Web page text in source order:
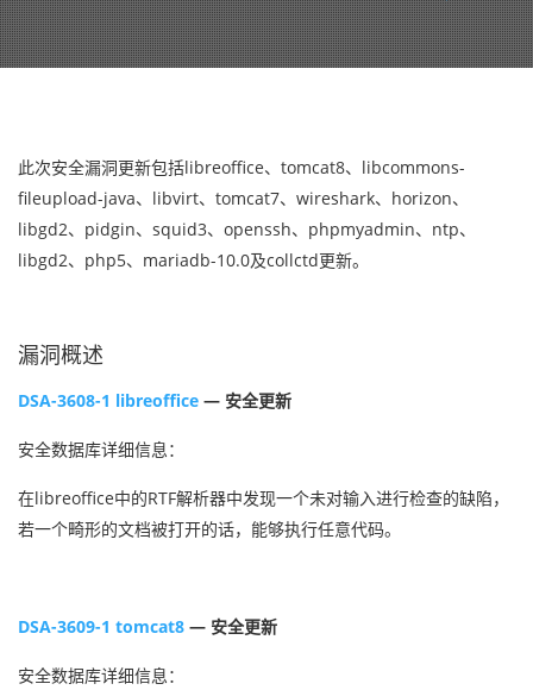
此次安全漏洞更新包括libreoffice、tomcat8、libcommons-
fileupload-java、libvirt、tomcat7、wireshark、horizon、
libgd2、pidgin、squid3、openssh、phpmyadmin、ntp、
libgd2、php5、mariadb-10.0及collctd更新。
漏洞概述
DSA-3608-1 libreoffice — 安全更新
安全数据库详细信息：
在libreoffice中的RTF解析器中发现一个未对输入进行检查的缺陷，
若一个畸形的文档被打开的话，能够执行任意代码。
DSA-3609-1 tomcat8 — 安全更新
安全数据库详细信息：